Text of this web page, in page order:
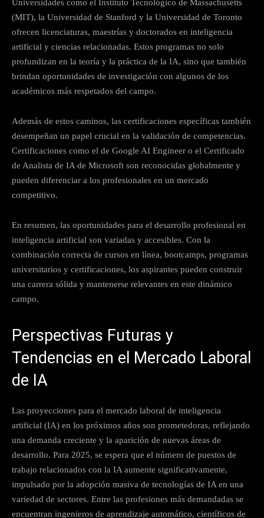
Universidades como el Instituto Tecnológico de Massachusetts
(MIT), la Universidad de Stanford y la Universidad de Toronto
ofrecen licenciaturas, maestrías y doctorados en inteligencia
artificial y ciencias relacionadas. Estos programas no solo
profundizan en la teoría y la práctica de la IA, sino que también
brindan oportunidades de investigación con algunos de los
académicos más respetados del campo.
Además de estos caminos, las certificaciones específicas también
desempeñan un papel crucial en la validación de competencias.
Certificaciones como el de Google AI Engineer o el Certificado
de Analista de IA de Microsoft son reconocidas globalmente y
pueden diferenciar a los profesionales en un mercado
competitivo.
En resumen, las oportunidades para el desarrollo profesional en
inteligencia artificial son variadas y accesibles. Con la
combinación correcta de cursos en línea, bootcamps, programas
universitarios y certificaciones, los aspirantes pueden construir
una carrera sólida y mantenerse relevantes en este dinámico
campo.
Perspectivas Futuras y
Tendencias en el Mercado Laboral
de IA
Las proyecciones para el mercado laboral de inteligencia
artificial (IA) en los próximos años son prometedoras, reflejando
una demanda creciente y la aparición de nuevas áreas de
desarrollo. Para 2025, se espera que el número de puestos de
trabajo relacionados con la IA aumente significativamente,
impulsado por la adopción masiva de tecnologías de IA en una
variedad de sectores. Entre las profesiones más demandadas se
encuentran ingenieros de aprendizaje automático, científicos de